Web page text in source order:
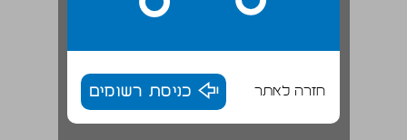
חזרה לאתר כניסת רשומים